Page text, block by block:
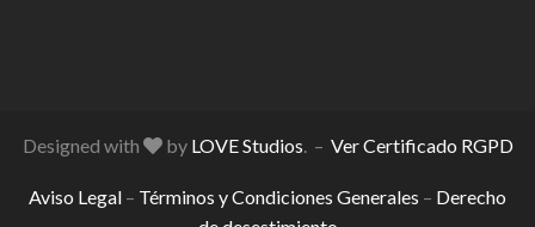
Designed with by LOVE Studios . – Ver Certificado RGPD
Aviso Legal – Términos y Condiciones Generales – Derecho